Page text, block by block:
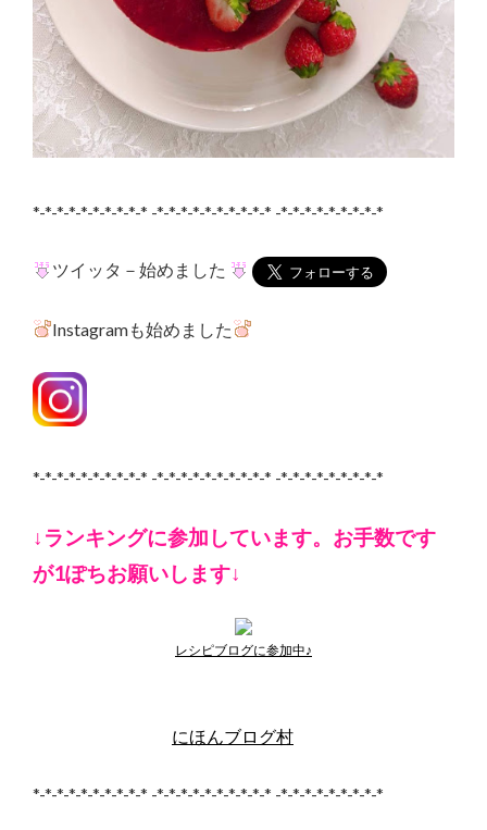
*-*-*-*-*-*-*-*-*-* -*-*-*-*-*-*-*-*-*-* -*-*-*-*-*-*-*-*-*
ツイッタ－始めました
Instagramも始めました
*-*-*-*-*-*-*-*-*-* -*-*-*-*-*-*-*-*-*-* -*-*-*-*-*-*-*-*-*
↓ランキングに参加しています。お手数です
が1ぽちお願いします↓
レシピブログに参加中♪
にほんブログ村
*-*-*-*-*-*-*-*-*-* -*-*-*-*-*-*-*-*-*-* -*-*-*-*-*-*-*-*-*